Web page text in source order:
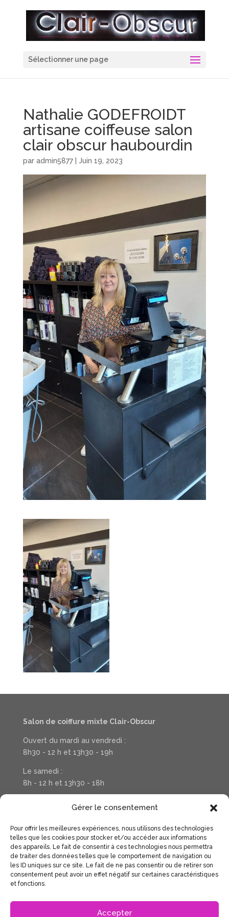
Gérer le consentement
Pour offrir les meilleures expériences, nous utilisons des technologies
telles que les cookies pour stocker et/ou accéder aux informations
des appareils. Le fait de consentir à ces technologies nous permettra
de traiter des données telles que le comportement de navigation ou
les ID uniques sur ce site. Le fait de ne pas consentir ou de retirer son
consentement peut avoir un effet négatif sur certaines caractéristiques
et fonctions.
Accepter
Sélectionner une page
Nathalie GODEFROIDT
artisane coiffeuse salon
clair obscur haubourdin
par admin5877| Juin 19, 2023
Salon de coiffure mixte Clair-Obscur
Ouvert du mardi au vendredi :
8h30 - 12 h et 13h30 - 19h
Le samedi :
8h - 12 h et 13h30 - 18h
Téléphone : 03 20 37 31 78
Suivez la vie de votre salon sur Facebook